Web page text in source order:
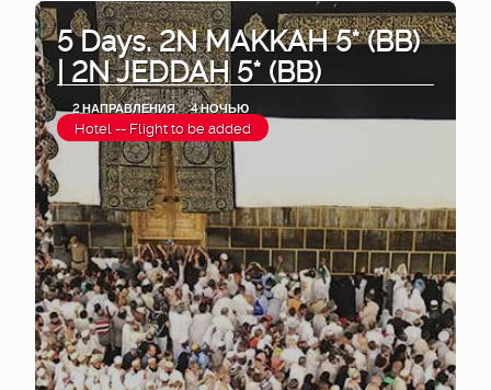
5 Days. 2N MAKKAH 5* (BB)
| 2N JEDDAH 5* (BB)
2 НАПРАВЛЕНИЯ 4 НОЧЬЮ
Hotel -- Flight to be added